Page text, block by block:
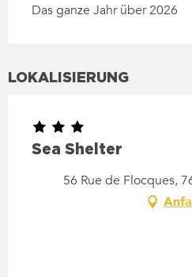
Das ganze Jahr über 2026
LOKALISIERUNG
Sea Shelter
56 Rue de Flocques,